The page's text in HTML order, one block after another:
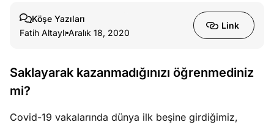
5, 2026
stok
caiz
Köşe Yazıları
Fatih Altaylı Aralık 18, 2020
Link
Saklayarak kazanmadığınızı öğrenmediniz
mi?
Covid-19 vakalarında dünya ilk beşine girdiğimiz,